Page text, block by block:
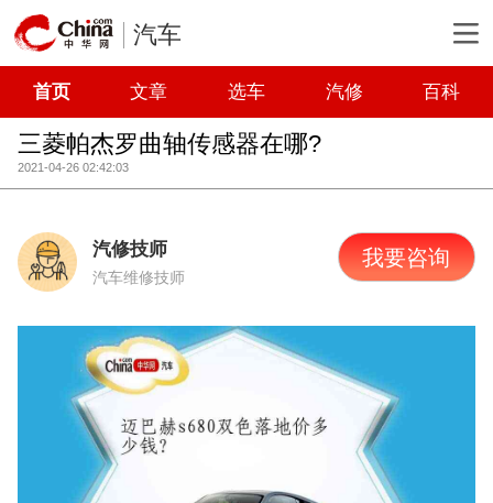
汽车
首页 文章 选车 汽修 百科
三菱帕杰罗曲轴传感器在哪?
2021-04-26 02:42:03
汽修技师
汽车维修技师
我要咨询